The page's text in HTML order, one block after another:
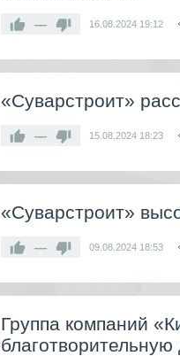
— 16.08.2024 19:12
«Суварстроит»
— 15.08.2024 18:23
«Суварстроит»
— 09.08.2024 18:53
Группа компаний
благотворительную